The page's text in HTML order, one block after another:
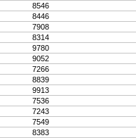
8546
8446
7908
8314
9780
9052
7266
8839
9913
7536
7243
7549
8383